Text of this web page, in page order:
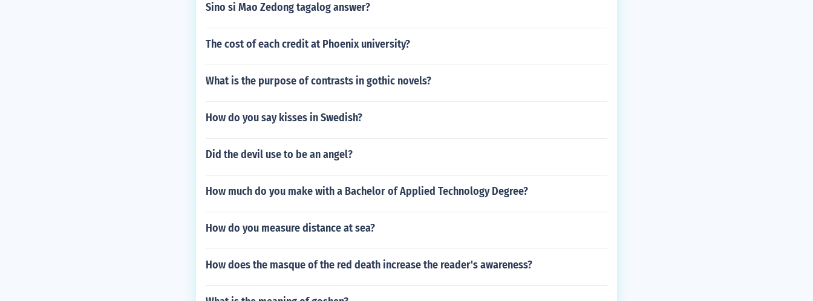
Sino si Mao Zedong tagalog answer?
The cost of each credit at Phoenix university?
What is the purpose of contrasts in gothic novels?
How do you say kisses in Swedish?
Did the devil use to be an angel?
How much do you make with a Bachelor of Applied Technology Degree?
How do you measure distance at sea?
How does the masque of the red death increase the reader's awareness?